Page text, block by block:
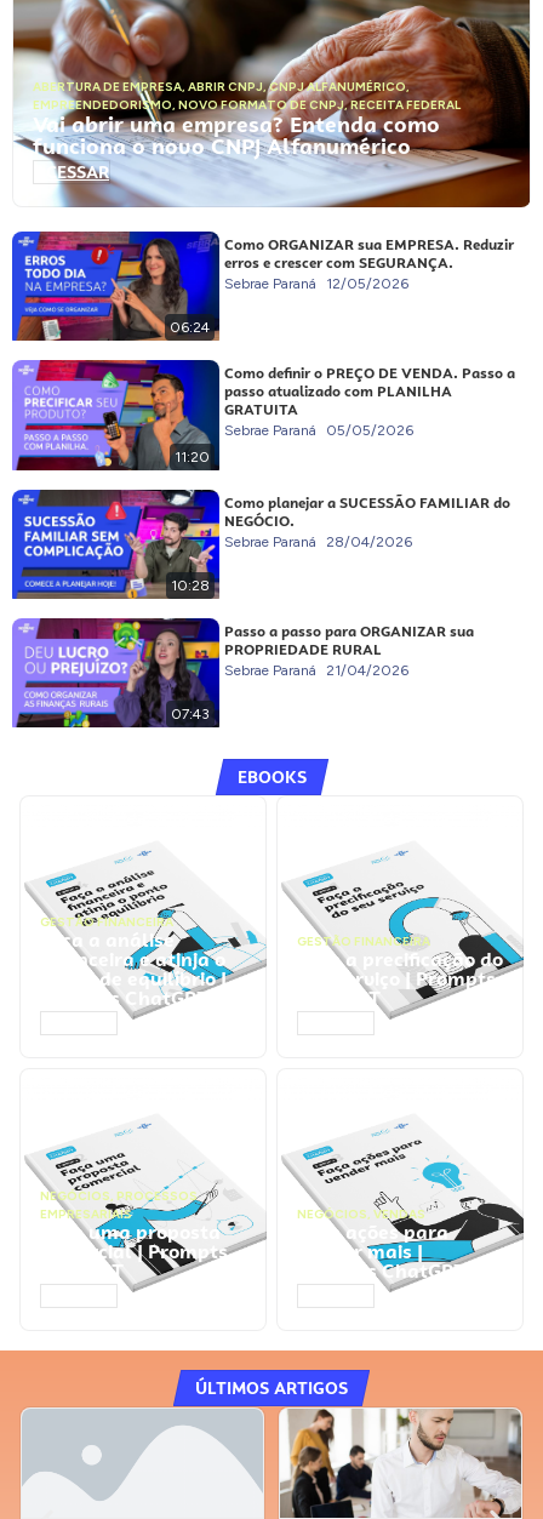
ABERTURA DE EMPRESA, ABRIR CNPJ,CNPJ ALFANUMÉRICO,
EMPREENDEDORISMO, NOVO FORMATO DE CNPJ,RECEITA FEDERAL
Vai abrir uma empresa? Entenda como
funciona o novo CNPJ Alfanumérico
ACESSAR
06:24
Como ORGANIZAR sua EMPRESA. Reduzir
erros e crescer com SEGURANÇA.
Sebrae Paraná 12/05/2026
11:20
Como definir o PREÇO DE VENDA. Passo a
passo atualizado com PLANILHA
GRATUITA
Sebrae Paraná 05/05/2026
10:28
Como planejar a SUCESSÃO FAMILIAR do
NEGÓCIO.
Sebrae Paraná 28/04/2026
07:43
Passo a passo para ORGANIZAR sua
PROPRIEDADE RURAL
Sebrae Paraná 21/04/2026
EBOOKS
GESTÃO FINANCEIRA
Faça a análise
financeira e atinja o
ponto de equilíbrio |
Prompts ChatGPT
GESTÃO FINANCEIRA
Faça a precificação do
seu serviço | Prompts
ChatGPT
NEGÓCIOS, PROCESSOS
EMPRESARIAIS
Faça uma proposta
comercial | Prompts
ChatGPT
NEGÓCIOS, VENDAS
Faça ações para
vender mais |
Prompts ChatGPT
ÚLTIMOS ARTIGOS